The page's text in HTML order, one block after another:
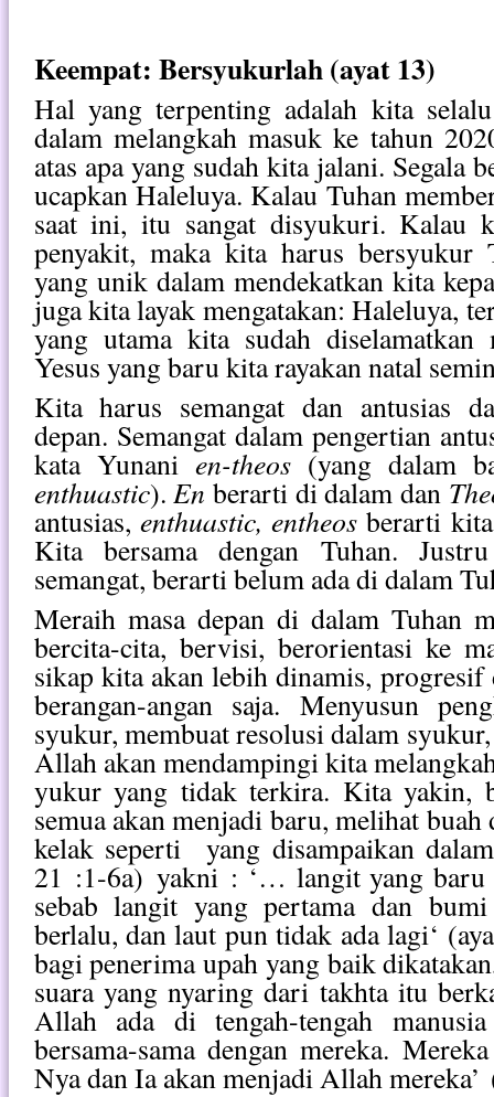
Keempat: Bersyukurlah (ayat 13)
Hal yang terpenting adalah kita
dalam melangkah masuk ke tahun
atas apa yang sudah kita jalani. Segala
ucapkan Haleluya. Kalau Tuhan
saat ini, itu sangat disyukuri. Kalau
penyakit, maka kita harus bersyukur
yang unik dalam mendekatkan kita
juga kita layak mengatakan: Haleluya,
yang utama kita sudah
Yesus yang baru kita rayakan natal
Kita harus semangat dan antusias
depan. Semangat dalam pengertian
kata Yunanien-theos(yang dalam
enthuastic).En berarti di dalam dan
antusias, enthuastic, entheos berarti
Kita bersama dengan Tuhan.
semangat, berarti belum ada di dalam
Meraih masa depan di dalam Tuhan
bercita-cita, bervisi, berorientasi ke
sikap kita akan lebih dinamis, progresif
berangan-angan saja. Menyusun
syukur, membuat resolusi dalam
Allah akan mendampingi kita
yukur yang tidak terkira. Kita yakin,
semua akan menjadi baru,melihat buah
kelak sepertiyang disampaikan
21 :1-6a) yakni : ‘… langit yang baru
sebab langit yang pertama dan
berlalu, dan laut pun tidak ada lagi‘
bagi penerima upah yang baik
suara yang nyaring dari takhta itu
Allah ada di tengah-tengah
bersama-sama dengan mereka.
Nya dan Ia akan menjadi Allah mereka’